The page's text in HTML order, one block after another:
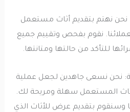
نهتم بتقديم أثاث مستعمل
نقوم بفحص وتقييم جميع
من حالتها ومتانتها.
نسعى جاهدين لجعل عملية
المستعمل سهلة ومريحة لك.
بتقديم عرض للأثاث الذي